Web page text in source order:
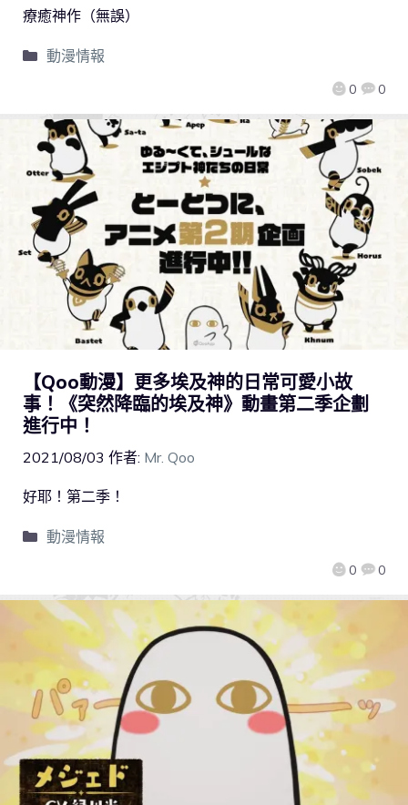
0 0
療癒神作（無誤）
動漫情報
【Qoo動漫】更多埃及神的日常可愛小故
事！《突然降臨的埃及神》動畫第二季企劃
進行中！
2021/08/03 作者: Mr. Qoo
0 0
好耶！第二季！
動漫情報